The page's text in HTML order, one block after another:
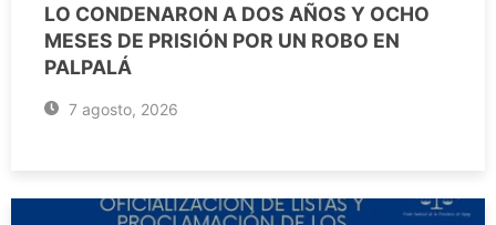
LO CONDENARON A DOS AÑOS Y OCHO
MESES DE PRISIÓN POR UN ROBO EN
PALPALÁ
7 agosto, 2026